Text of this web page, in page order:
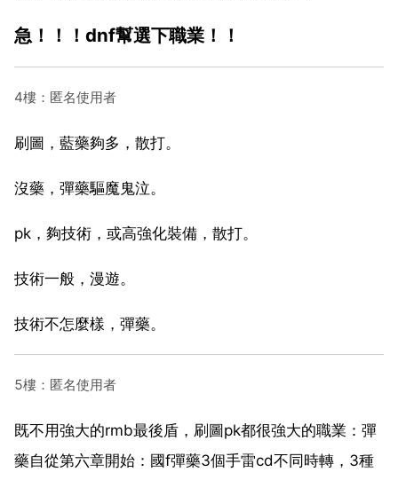
急！！！dnf幫選下職業！！
4樓：匿名使用者
刷圖，藍藥夠多，散打。
沒藥，彈藥驅魔鬼泣。
pk，夠技術，或高強化裝備，散打。
技術一般，漫遊。
技術不怎麼樣，彈藥。
5樓：匿名使用者
既不用強大的rmb最後盾，刷圖pk都很強大的職業：彈
藥自從第六章開始：國f彈藥3個手雷cd不同時轉，3種